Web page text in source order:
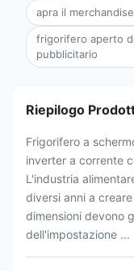
apra il
frigorifero aperto
pubblicitario
Riepilogo
Frigorifero a
inverter a corrente
L'industria
diversi anni a
dimensioni devono
dell'impostazione ...